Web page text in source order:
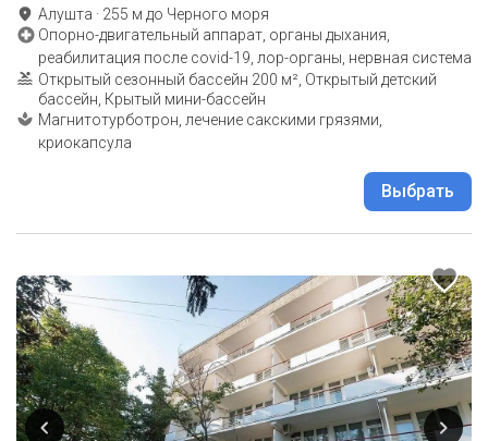
Алушта · 255 м до Черного моря
Опорно-двигательный аппарат, органы дыхания,
реабилитация после covid-19, лор-органы, нервная система
Открытый сезонный бассейн 200 м², Открытый детский
бассейн, Крытый мини-бассейн
Магнитотурботрон, лечение сакскими грязями,
криокапсула
Выбрать